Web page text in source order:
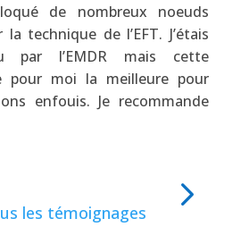
de nombreux noeuds
technique de l’EFT. J’étais
par l’EMDR mais cette
pour moi la meilleure pour
enfouis. Je recommande
les témoignages